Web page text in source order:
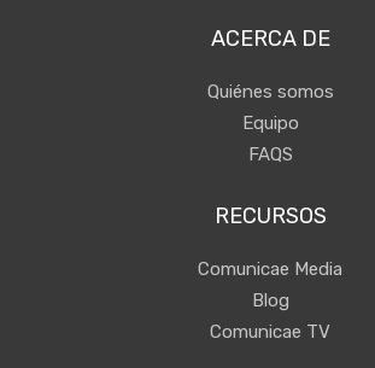
ACERCA DE
Quiénes somos
Equipo
FAQS
RECURSOS
Comunicae Media
Blog
Comunicae TV